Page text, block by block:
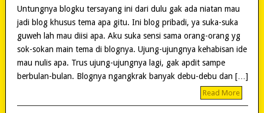
Untungnya blogku tersayang ini dari dulu gak ada niatan mau
jadi blog khusus tema apa gitu. Ini blog pribadi, ya suka-suka
guweh lah mau diisi apa. Aku suka sensi sama orang-orang yg
sok-sokan main tema di blognya. Ujung-ujungnya kehabisan ide
mau nulis apa. Trus ujung-ujungnya lagi, gak apdit sampe
berbulan-bulan. Blognya ngangkrak banyak debu-debu dan […]
Read More